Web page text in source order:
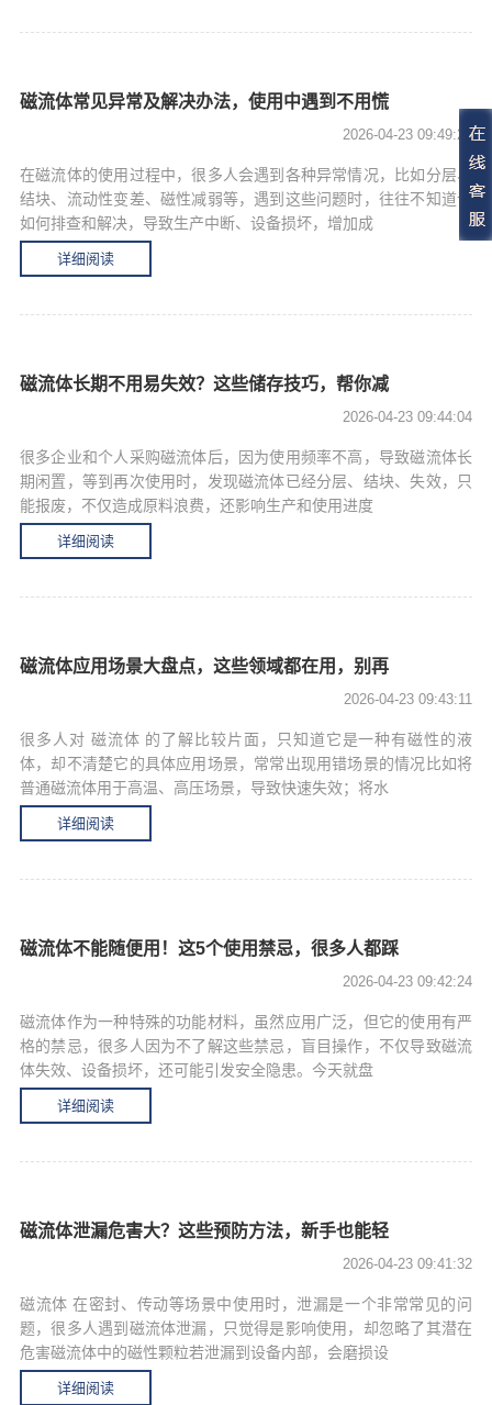
磁流体常见异常及解决办法，使用中遇到不用慌
2026-04-23 09:49:28
在磁流体的使用过程中，很多人会遇到各种异常情况，比如分层、
结块、流动性变差、磁性减弱等，遇到这些问题时，往往不知道该
如何排查和解决，导致生产中断、设备损坏，增加成
详细阅读
磁流体长期不用易失效？这些储存技巧，帮你减
2026-04-23 09:44:04
很多企业和个人采购磁流体后，因为使用频率不高，导致磁流体长
期闲置，等到再次使用时，发现磁流体已经分层、结块、失效，只
能报废，不仅造成原料浪费，还影响生产和使用进度
详细阅读
磁流体应用场景大盘点，这些领域都在用，别再
2026-04-23 09:43:11
很多人对 磁流体 的了解比较片面，只知道它是一种有磁性的液
体，却不清楚它的具体应用场景，常常出现用错场景的情况比如将
普通磁流体用于高温、高压场景，导致快速失效；将水
详细阅读
磁流体不能随便用！这5个使用禁忌，很多人都踩
2026-04-23 09:42:24
磁流体作为一种特殊的功能材料，虽然应用广泛，但它的使用有严
格的禁忌，很多人因为不了解这些禁忌，盲目操作，不仅导致磁流
体失效、设备损坏，还可能引发安全隐患。今天就盘
详细阅读
磁流体泄漏危害大？这些预防方法，新手也能轻
2026-04-23 09:41:32
磁流体 在密封、传动等场景中使用时，泄漏是一个非常常见的问
题，很多人遇到磁流体泄漏，只觉得是影响使用，却忽略了其潜在
危害磁流体中的磁性颗粒若泄漏到设备内部，会磨损设
详细阅读